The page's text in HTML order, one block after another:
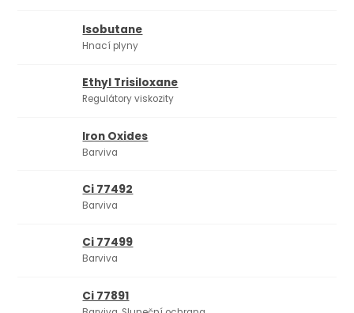
Isobutane
Hnací plyny
Ethyl Trisiloxane
Regulátory viskozity
Iron Oxides
Barviva
Ci 77492
Barviva
Ci 77499
Barviva
Ci 77891